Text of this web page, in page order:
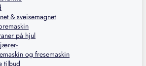
& sveisemagnet
på hjul
og fresemaskin
tilbud